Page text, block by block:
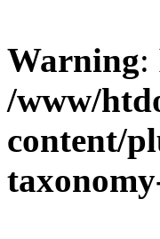
Warning:
/www/
content/